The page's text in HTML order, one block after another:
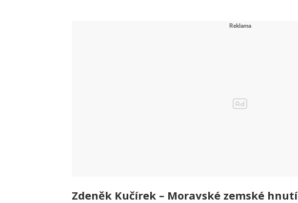
Zdeněk Kučírek – Moravské zemské hnutí